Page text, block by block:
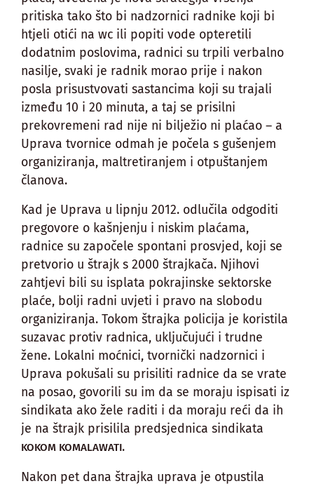
pritiska tako što bi nadzornici radnike koji bi
htjeli otići na wc ili popiti vode opteretili
dodatnim poslovima, radnici su trpili verbalno
nasilje, svaki je radnik morao prije i nakon
posla prisustvovati sastancima koji su trajali
između 10 i 20 minuta, a taj se prisilni
prekovremeni rad nije ni bilježio ni plaćao – a
Uprava tvornice odmah je počela s gušenjem
organiziranja, maltretiranjem i otpuštanjem
članova.
Kad je Uprava u lipnju 2012. odlučila odgoditi
pregovore o kašnjenju i niskim plaćama,
radnice su započele spontani prosvjed, koji se
pretvorio u štrajk s 2000 štrajkača. Njihovi
zahtjevi bili su isplata pokrajinske sektorske
plaće, bolji radni uvjeti i pravo na slobodu
organiziranja. Tokom štrajka policija je koristila
suzavac protiv radnica, uključujući i trudne
žene. Lokalni moćnici, tvornički nadzornici i
Uprava pokušali su prisiliti radnice da se vrate
na posao, govorili su im da se moraju ispisati iz
sindikata ako žele raditi i da moraju reći da ih
je na štrajk prisilila predsjednica sindikata
KOKOM KOMALAWATI.
Nakon pet dana štrajka uprava je otpustila